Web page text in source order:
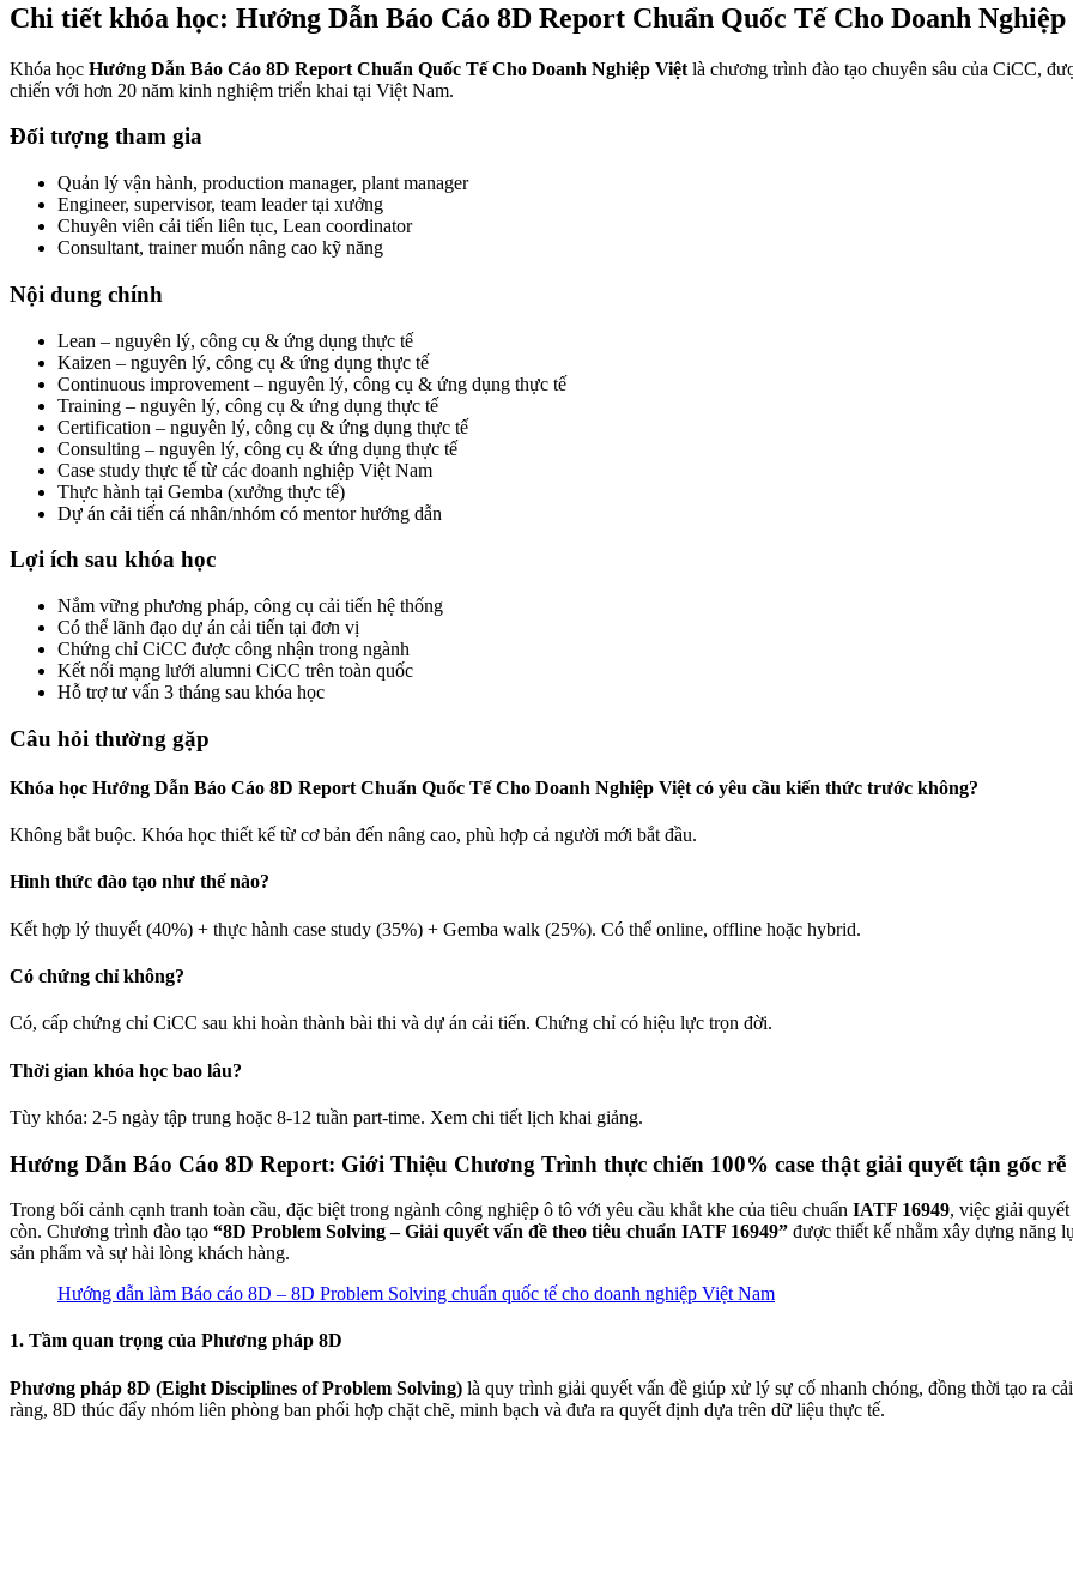
Chi tiết khóa học: Hướng Dẫn Báo Cáo 8D Report Chuẩn Quốc Tế Cho Doanh
Khóa học Hướng Dẫn Báo Cáo 8D Report Chuẩn Quốc Tế Cho Doanh Nghiệp Việt là chương trình đào tạo chuyên sâu của CiCC,
chiến với hơn 20 năm kinh nghiệm triển khai tại Việt Nam.
Đối tượng tham gia
Quản lý vận hành, production manager, plant manager
Engineer, supervisor, team leader tại xưởng
Chuyên viên cải tiến liên tục, Lean coordinator
Consultant, trainer muốn nâng cao kỹ năng
Nội dung chính
Lean – nguyên lý, công cụ & ứng dụng thực tế
Kaizen – nguyên lý, công cụ & ứng dụng thực tế
Continuous improvement – nguyên lý, công cụ & ứng dụng thực tế
Training – nguyên lý, công cụ & ứng dụng thực tế
Certification – nguyên lý, công cụ & ứng dụng thực tế
Consulting – nguyên lý, công cụ & ứng dụng thực tế
Case study thực tế từ các doanh nghiệp Việt Nam
Thực hành tại Gemba (xưởng thực tế)
Dự án cải tiến cá nhân/nhóm có mentor hướng dẫn
Lợi ích sau khóa học
Nắm vững phương pháp, công cụ cải tiến hệ thống
Có thể lãnh đạo dự án cải tiến tại đơn vị
Chứng chỉ CiCC được công nhận trong ngành
Kết nối mạng lưới alumni CiCC trên toàn quốc
Hỗ trợ tư vấn 3 tháng sau khóa học
Câu hỏi thường gặp
Khóa học Hướng Dẫn Báo Cáo 8D Report Chuẩn Quốc Tế Cho Doanh Nghiệp Việt có yêu cầu kiến thức trước không?
Không bắt buộc. Khóa học thiết kế từ cơ bản đến nâng cao, phù hợp cả người mới bắt đầu.
Hình thức đào tạo như thế nào?
Kết hợp lý thuyết (40%) + thực hành case study (35%) + Gemba walk (25%). Có thể online, offline hoặc hybrid.
Có chứng chỉ không?
Có, cấp chứng chỉ CiCC sau khi hoàn thành bài thi và dự án cải tiến. Chứng chỉ có hiệu lực trọn đời.
Thời gian khóa học bao lâu?
Tùy khóa: 2-5 ngày tập trung hoặc 8-12 tuần part-time. Xem chi tiết lịch khai giảng.
Hướng Dẫn Báo Cáo 8D Report: Giới Thiệu Chương Trình thực chiến 100% case thật giải quyết tận gốc rễ
Trong bối cảnh cạnh tranh toàn cầu, đặc biệt trong ngành công nghiệp ô tô với yêu cầu khắt khe của tiêu chuẩn IATF 16949, việc giải
còn. Chương trình đào tạo “8D Problem Solving – Giải quyết vấn đề theo tiêu chuẩn IATF 16949” được thiết kế nhằm xây dựng năng
sản phẩm và sự hài lòng khách hàng.
Hướng dẫn làm Báo cáo 8D – 8D Problem Solving chuẩn quốc tế cho doanh nghiệp Việt Nam
1. Tầm quan trọng của Phương pháp 8D
Phương pháp 8D (Eight Disciplines of Problem Solving) là quy trình giải quyết vấn đề giúp xử lý sự cố nhanh chóng, đồng thời tạo ra
ràng, 8D thúc đẩy nhóm liên phòng ban phối hợp chặt chẽ, minh bạch và đưa ra quyết định dựa trên dữ liệu thực tế.